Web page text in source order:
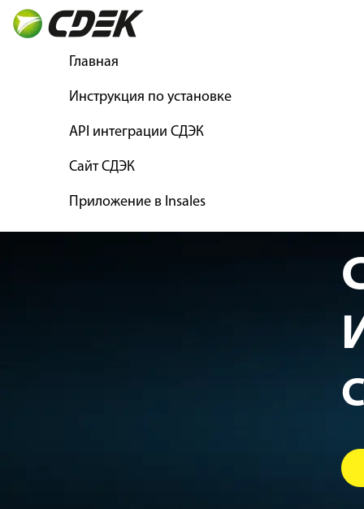
Главная
Инструкция по установке
API интеграции СДЭК
Сайт СДЭК
Приложение в Insales